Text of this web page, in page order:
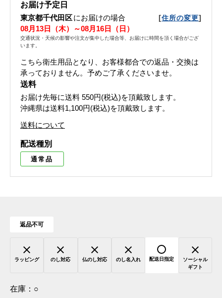
お届け予定日
東京都千代田区にお届けの場合 [住所の変更]
08月13日（木）～08月16日（日）
交通状況・天候の影響や注文が集中した場合等、お届けに時間を頂く場合がござ
います。
こちら衛生用品となり、お客様都合での返品・交換は
承っておりません。予めご了承くださいませ。
送料
お届け先毎に送料 550円(税込)を頂戴致します。
沖縄県は送料1,100円(税込)を頂戴致します。
送料について
配送種別
通常品
返品不可
ラッピング のし対応 仏のし対応 のし名入れ 配送日指定
ソーシャル
ギフト
在庫： ○